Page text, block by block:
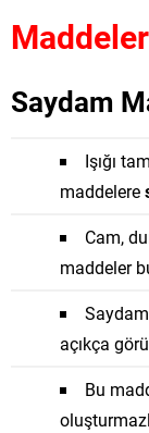
Maddeler
Saydam
Işığı
maddelere
Cam,
maddeler
açıkça
Bu